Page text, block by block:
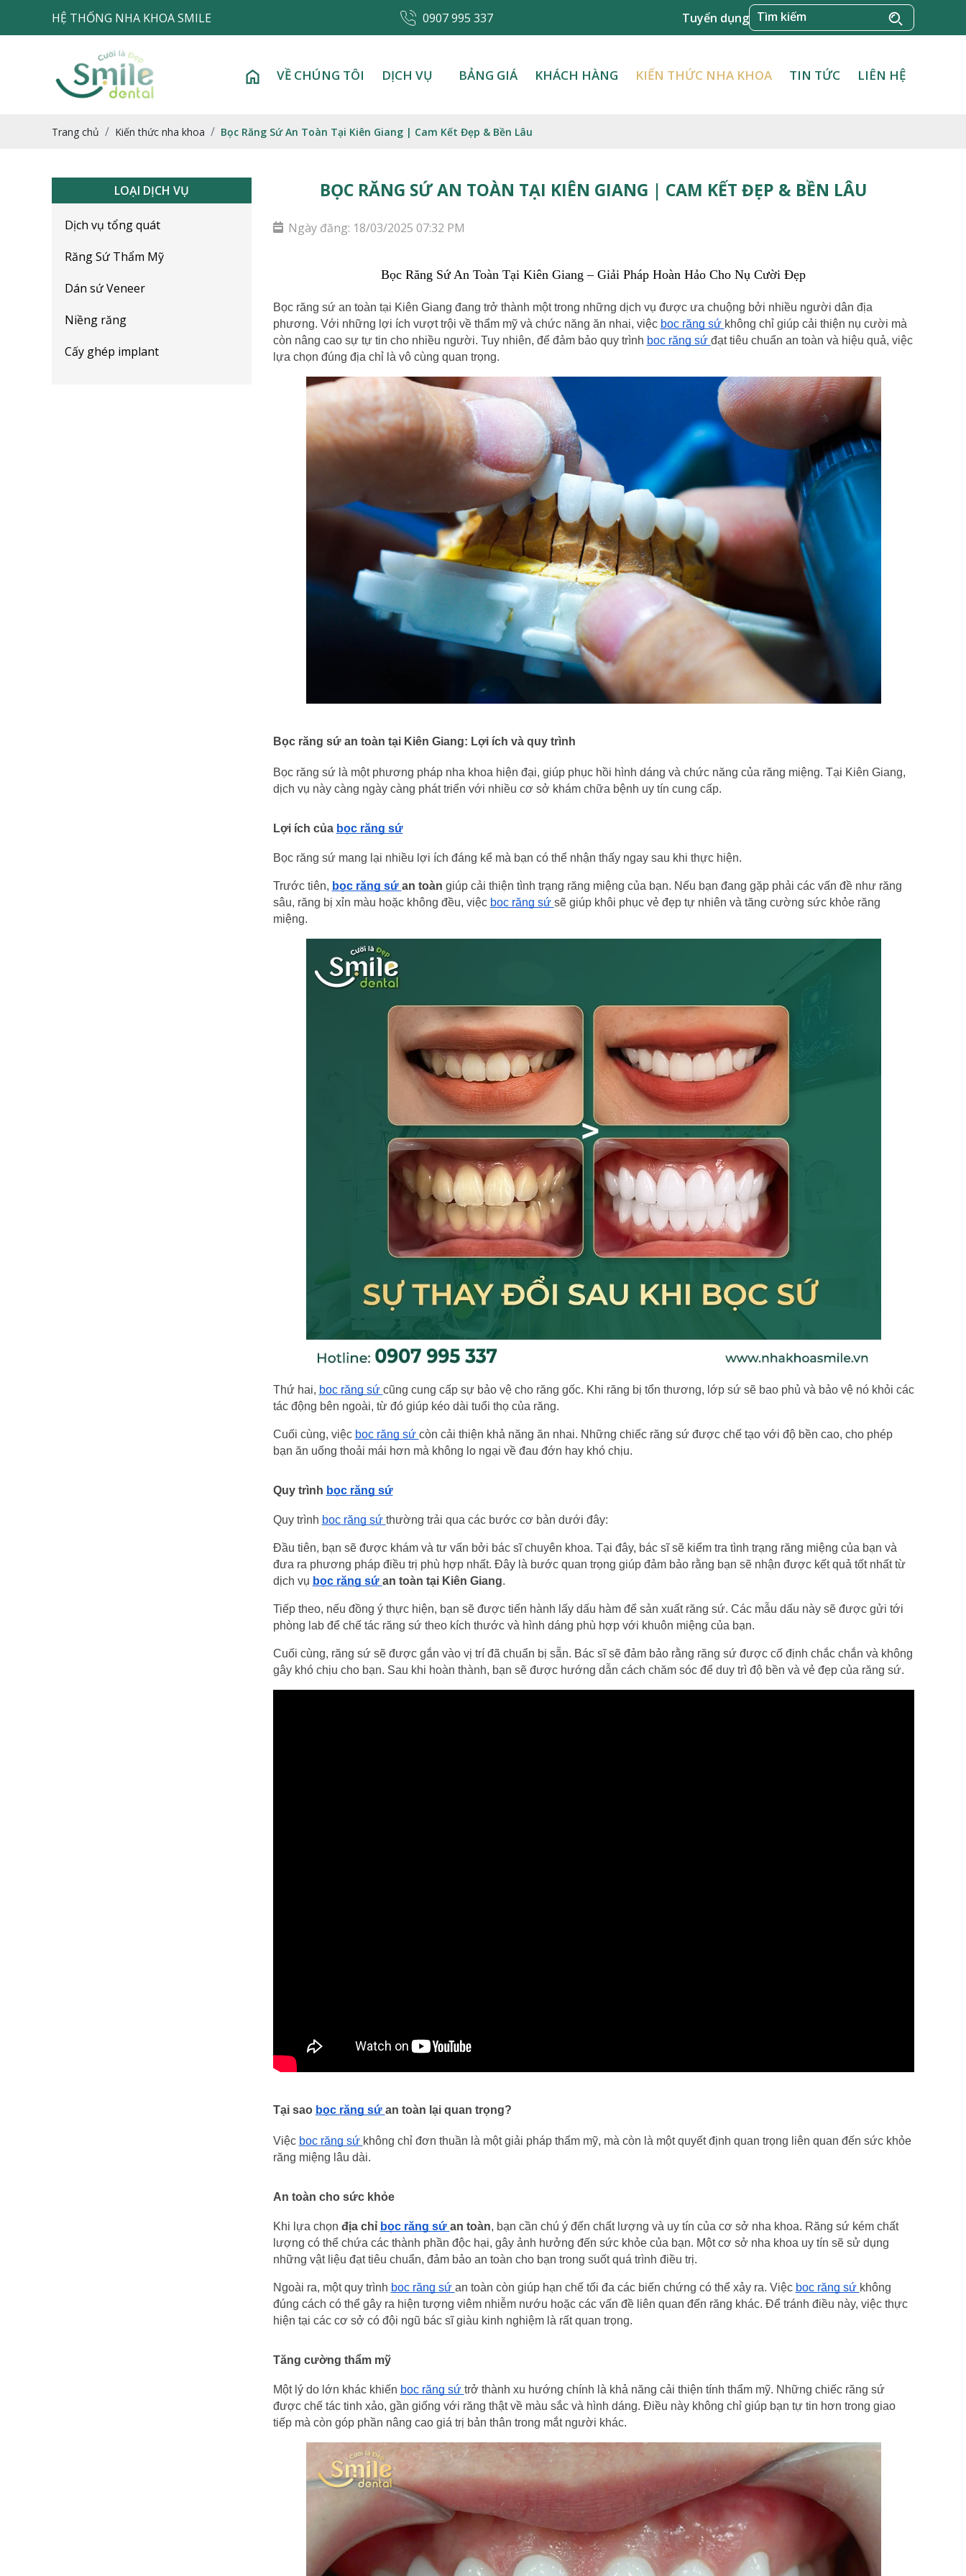
HỆ THỐNG NHA KHOA SMILE 0907 995 337 Tuyển dụng
VỀ CHÚNG TÔI DỊCH VỤ BẢNG GIÁ KHÁCH HÀNG KIẾN THỨC NHA KHOA TIN TỨC LIÊN HỆ
Trang chủ Kiến thức nha khoa Bọc Răng Sứ An Toàn Tại Kiên Giang | Cam Kết Đẹp & Bền Lâu
LOẠI DỊCH VỤ
Dịch vụ tổng quát
Răng Sứ Thẩm Mỹ
Dán sứ Veneer
Niềng răng
Cấy ghép implant
BỌC RĂNG SỨ AN TOÀN TẠI KIÊN GIANG | CAM KẾT ĐẸP & BỀN LÂU
Ngày đăng: 18/03/2025 07:32 PM
Bọc Răng Sứ An Toàn Tại Kiên Giang – Giải Pháp Hoàn Hảo Cho Nụ Cười Đẹp
Bọc răng sứ an toàn tại Kiên Giang đang trở thành một trong những dịch vụ được ưa chuộng bởi nhiều người dân địa
phương. Với những lợi ích vượt trội về thẩm mỹ và chức năng ăn nhai, việc bọc răng sứ không chỉ giúp cải thiện nụ cười mà
còn nâng cao sự tự tin cho nhiều người. Tuy nhiên, để đảm bảo quy trình bọc răng sứ đạt tiêu chuẩn an toàn và hiệu quả, việc
lựa chọn đúng địa chỉ là vô cùng quan trọng.
Bọc răng sứ an toàn tại Kiên Giang: Lợi ích và quy trình
Bọc răng sứ là một phương pháp nha khoa hiện đại, giúp phục hồi hình dáng và chức năng của răng miệng. Tại Kiên Giang,
dịch vụ này càng ngày càng phát triển với nhiều cơ sở khám chữa bệnh uy tín cung cấp.
Lợi ích của bọc răng sứ
Bọc răng sứ mang lại nhiều lợi ích đáng kể mà bạn có thể nhận thấy ngay sau khi thực hiện.
Trước tiên, bọc răng sứ an toàn giúp cải thiện tình trạng răng miệng của bạn. Nếu bạn đang gặp phải các vấn đề như răng
sâu, răng bị xỉn màu hoặc không đều, việc bọc răng sứ sẽ giúp khôi phục vẻ đẹp tự nhiên và tăng cường sức khỏe răng
miệng.
Thứ hai, bọc răng sứ cũng cung cấp sự bảo vệ cho răng gốc. Khi răng bị tổn thương, lớp sứ sẽ bao phủ và bảo vệ nó khỏi các
tác động bên ngoài, từ đó giúp kéo dài tuổi thọ của răng.
Cuối cùng, việc bọc răng sứ còn cải thiện khả năng ăn nhai. Những chiếc răng sứ được chế tạo với độ bền cao, cho phép
bạn ăn uống thoải mái hơn mà không lo ngại về đau đớn hay khó chịu.
Quy trình bọc răng sứ
Quy trình bọc răng sứ thường trải qua các bước cơ bản dưới đây:
Đầu tiên, bạn sẽ được khám và tư vấn bởi bác sĩ chuyên khoa. Tại đây, bác sĩ sẽ kiểm tra tình trạng răng miệng của bạn và
đưa ra phương pháp điều trị phù hợp nhất. Đây là bước quan trọng giúp đảm bảo rằng bạn sẽ nhận được kết quả tốt nhất từ
dịch vụ bọc răng sứ an toàn tại Kiên Giang.
Tiếp theo, nếu đồng ý thực hiện, bạn sẽ được tiến hành lấy dấu hàm để sản xuất răng sứ. Các mẫu dấu này sẽ được gửi tới
phòng lab để chế tác răng sứ theo kích thước và hình dáng phù hợp với khuôn miệng của bạn.
Cuối cùng, răng sứ sẽ được gắn vào vị trí đã chuẩn bị sẵn. Bác sĩ sẽ đảm bảo rằng răng sứ được cố định chắc chắn và không
gây khó chịu cho bạn. Sau khi hoàn thành, bạn sẽ được hướng dẫn cách chăm sóc để duy trì độ bền và vẻ đẹp của răng sứ.
Tại sao bọc răng sứ an toàn lại quan trọng?
Việc bọc răng sứ không chỉ đơn thuần là một giải pháp thẩm mỹ, mà còn là một quyết định quan trọng liên quan đến sức khỏe
răng miệng lâu dài.
An toàn cho sức khỏe
Khi lựa chọn địa chỉ bọc răng sứ an toàn, bạn cần chú ý đến chất lượng và uy tín của cơ sở nha khoa. Răng sứ kém chất
lượng có thể chứa các thành phần độc hại, gây ảnh hưởng đến sức khỏe của bạn. Một cơ sở nha khoa uy tín sẽ sử dụng
những vật liệu đạt tiêu chuẩn, đảm bảo an toàn cho bạn trong suốt quá trình điều trị.
Ngoài ra, một quy trình bọc răng sứ an toàn còn giúp hạn chế tối đa các biến chứng có thể xảy ra. Việc bọc răng sứ không
đúng cách có thể gây ra hiện tượng viêm nhiễm nướu hoặc các vấn đề liên quan đến răng khác. Để tránh điều này, việc thực
hiện tại các cơ sở có đội ngũ bác sĩ giàu kinh nghiệm là rất quan trọng.
Tăng cường thẩm mỹ
Một lý do lớn khác khiến bọc răng sứ trở thành xu hướng chính là khả năng cải thiện tính thẩm mỹ. Những chiếc răng sứ
được chế tác tinh xảo, gần giống với răng thật về màu sắc và hình dáng. Điều này không chỉ giúp bạn tự tin hơn trong giao
tiếp mà còn góp phần nâng cao giá trị bản thân trong mắt người khác.